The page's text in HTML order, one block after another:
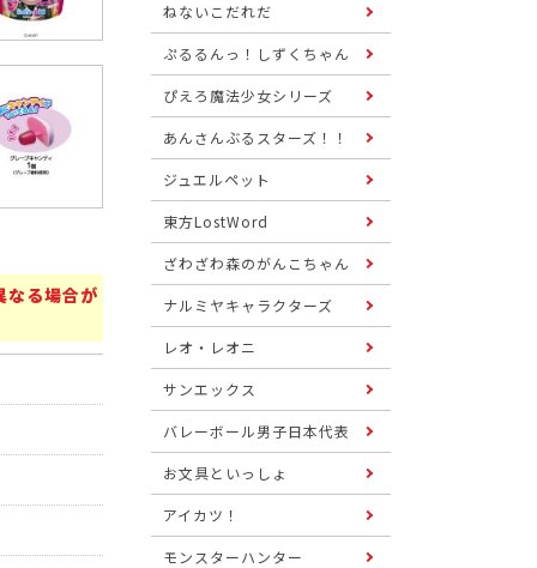
なる場合が
ねないこだれだ
ぷるるんっ！しずくちゃん
ぴえろ魔法少女シリーズ
あんさんぶるスターズ！！
ジュエルペット
東方LostWord
ざわざわ森のがんこちゃん
ナルミヤキャラクターズ
レオ・レオニ
サンエックス
バレーボール男子日本代表
お文具といっしょ
アイカツ！
モンスターハンター